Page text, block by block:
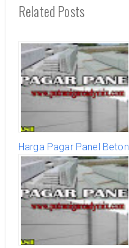
Related Posts
Harga Pagar Panel Beton
Pondok Melati Murah
Terbaru 2026 | Promo!!!